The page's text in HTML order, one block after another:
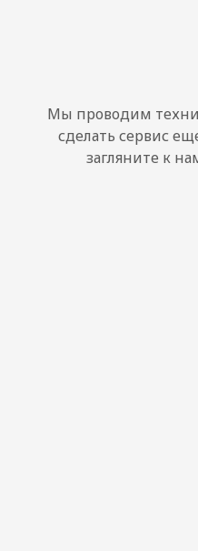
Мы проводим
сделать сервис
загляните к